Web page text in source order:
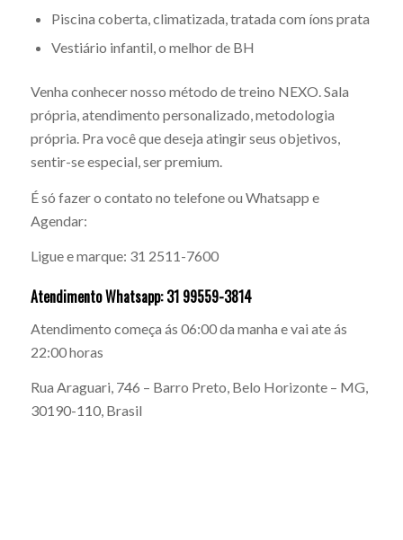
Piscina coberta, climatizada, tratada com íons prata
Vestiário infantil, o melhor de BH
Venha conhecer nosso método de treino NEXO. Sala
própria, atendimento personalizado, metodologia
própria. Pra você que deseja atingir seus objetivos,
sentir-se especial, ser premium.
É só fazer o contato no telefone ou Whatsapp e
Agendar:
Ligue e marque: 31 2511-7600
Atendimento Whatsapp: 31 99559-3814
Atendimento começa ás 06:00 da manha e vai ate ás
22:00 horas
Rua Araguari, 746 – Barro Preto, Belo Horizonte – MG,
30190-110, Brasil